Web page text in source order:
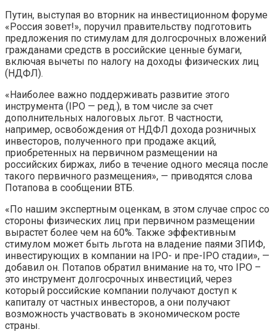
Путин, выступая во вторник на инвестиционном форуме
«Россия зовет!», поручил правительству подготовить
предложения по стимулам для долгосрочных вложений
гражданами средств в российские ценные бумаги,
включая вычеты по налогу на доходы физических лиц
(НДФЛ).
«Наиболее важно поддерживать развитие этого
инструмента (IPO — ред.), в том числе за счет
дополнительных налоговых льгот. В частности,
например, освобождения от НДФЛ дохода розничных
инвесторов, полученного при продаже акций,
приобретенных на первичном размещении на
российских биржах, либо в течение одного месяца после
такого первичного размещения», — приводятся слова
Потапова в сообщении ВТБ.
«По нашим экспертным оценкам, в этом случае спрос со
стороны физических лиц при первичном размещении
вырастет более чем на 60%. Также эффективным
стимулом может быть льгота на владение паями ЗПИФ,
инвестирующих в компании на IPO- и пре-IPO стадии», —
добавил он. Потапов обратил внимание на то, что IPO –
это инструмент долгосрочных инвестиций, через
который российские компании получают доступ к
капиталу от частных инвесторов, а они получают
возможность участвовать в экономическом росте
страны.